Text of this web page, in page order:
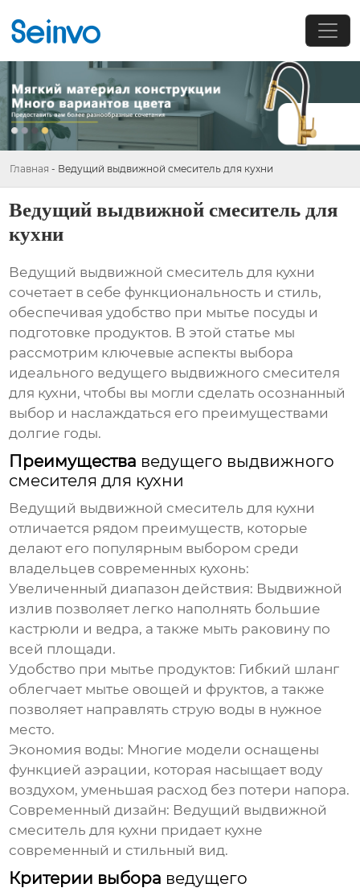
Главная - Ведущий выдвижной смеситель для кухни
Ведущий выдвижной смеситель для
кухни
Ведущий выдвижной смеситель для кухни
сочетает в себе функциональность и стиль,
обеспечивая удобство при мытье посуды и
подготовке продуктов. В этой статье мы
рассмотрим ключевые аспекты выбора
идеального ведущего выдвижного смесителя
для кухни, чтобы вы могли сделать осознанный
выбор и наслаждаться его преимуществами
долгие годы.
Преимущества ведущего выдвижного
смесителя для кухни
Ведущий выдвижной смеситель для кухни
отличается рядом преимуществ, которые
делают его популярным выбором среди
владельцев современных кухонь:
Увеличенный диапазон действия: Выдвижной
излив позволяет легко наполнять большие
кастрюли и ведра, а также мыть раковину по
всей площади.
Удобство при мытье продуктов: Гибкий шланг
облегчает мытье овощей и фруктов, а также
позволяет направлять струю воды в нужное
место.
Экономия воды: Многие модели оснащены
функцией аэрации, которая насыщает воду
воздухом, уменьшая расход без потери напора.
Современный дизайн: Ведущий выдвижной
смеситель для кухни придает кухне
современный и стильный вид.
Критерии выбора ведущего